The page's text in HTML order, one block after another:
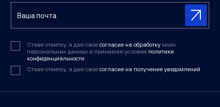
Ставя отметку, я даю свое согласие на обработку моих
персональных данных и принимаю условия политики
конфиденциальности
Ставя отметку, я даю свое согласие на получение уведомлений